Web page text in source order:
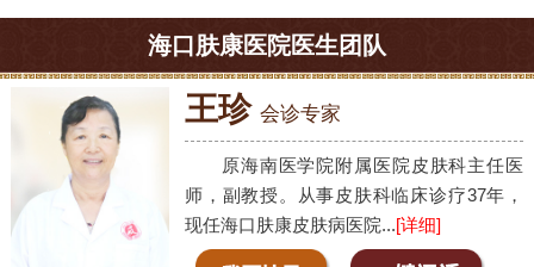
海口肤康医院医生团队
王珍 会诊专家
原海南医学院附属医院皮肤科主任医
师，副教授。从事皮肤科临床诊疗37年，
现任海口肤康皮肤病医院...[详细]